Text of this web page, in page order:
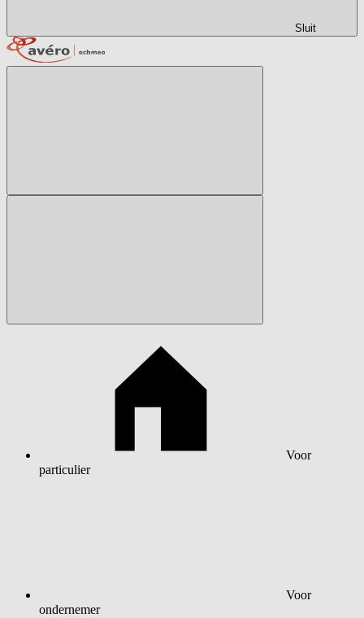
Sluit
Voor
particulier
Voor
ondernemer